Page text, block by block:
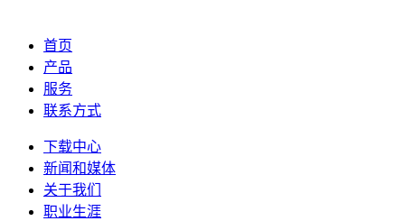
首页
产品
服务
联系方式
下载中心
新闻和媒体
关于我们
职业生涯